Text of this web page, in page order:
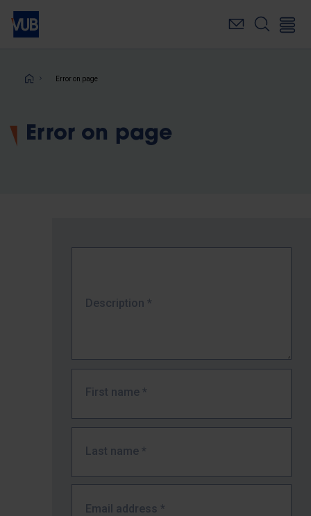
Skip
main
Breadcrumb
Error on page
Error on page
Description *
First name *
Last name *
Email address *